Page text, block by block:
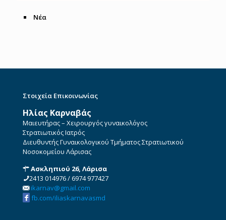
Νέα
Στοιχεία Επικοινωνίας
Ηλίας Καρναβάς
Μαιευτήρας – Χειρουργός γυναικολόγος
Στρατιωτικός Ιατρός
Διευθυντής Γυναικολογικού Τμήματος Στρατιωτικού
Νοσοκομείου Λάρισας
Ασκληπιού 26, Λάρισα
2413 014976/6974 977427
ikarnav@gmail.com
fb.com/iliaskarnavasmd